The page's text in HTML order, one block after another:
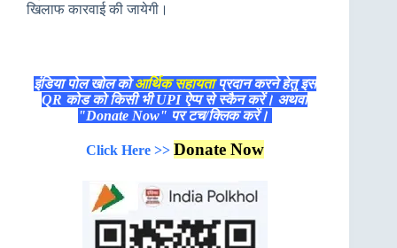
खिलाफ कारवाई की जायेगी।
इंडिया पोल खोल कोआर्थिक सहायताप्रदान करने हेतु इस
QR कोड को किसी भी UPI ऐप्प से स्कैन करें। अथवा
"Donate Now" पर टच/क्लिक करें।
Click Here >> Donate Now